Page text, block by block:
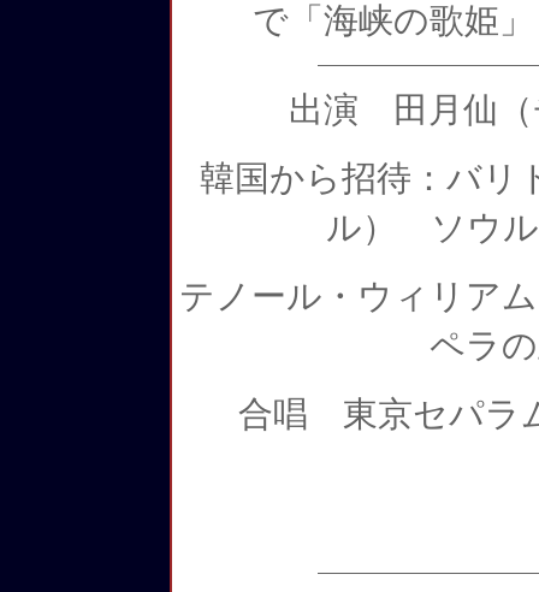
で「海峡の歌姫
出演 田月仙（
韓国から招待：バリ
ル）
ソウ
テノール・ウィリア
ペラ
合唱 東京セパラ